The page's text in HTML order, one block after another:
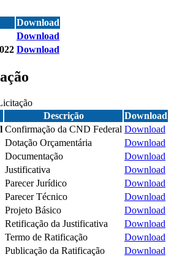
Download
Download
Download
Descrição
Download
Confirmação da CND Federal Download
Dotação Orçamentária
Download
Documentação
Download
Justificativa
Download
Parecer Jurídico
Download
Parecer Técnico
Download
Projeto Básico
Download
Retificação da Justificativa
Download
Termo de Ratificação
Download
Publicação da Ratificação Download